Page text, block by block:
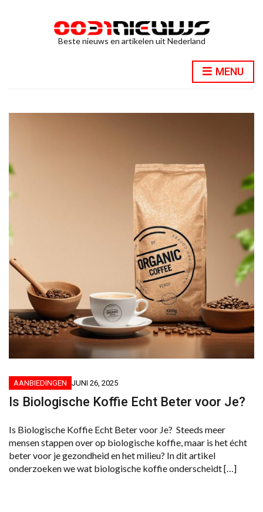
Beste nieuws en artikelen uit Nederland
MENU
AANBIEDINGEN JUNI 26, 2025
Is Biologische Koffie Echt Beter voor Je?
Is Biologische Koffie Echt Beter voor Je? Steeds meer
mensen stappen over op biologische koffie, maar is het écht
beter voor je gezondheid en het milieu? In dit artikel
onderzoeken we wat biologische koffie onderscheidt […]